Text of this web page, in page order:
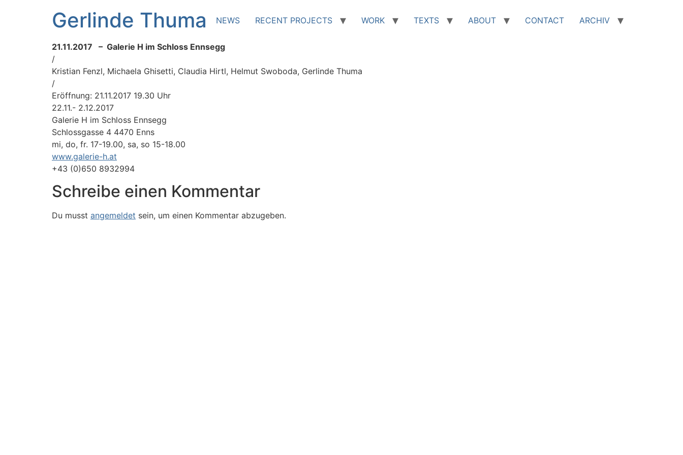
Gerlinde Thuma NEWS RECENT PROJECTS WORK TEXTS ABOUT CONTACT ARCHIV
21.11.2017 – Galerie H im Schloss Ennsegg
/
Kristian Fenzl, Michaela Ghisetti, Claudia Hirtl, Helmut Swoboda, Gerlinde Thuma
/
Eröffnung: 21.11.2017 19.30 Uhr
22.11.- 2.12.2017
Galerie H im Schloss Ennsegg
Schlossgasse 4 4470 Enns
mi, do, fr. 17-19.00, sa, so 15-18.00
www.galerie-h.at
+43 (0)650 8932994
Schreibe einen Kommentar
Du musst angemeldet sein, um einen Kommentar abzugeben.